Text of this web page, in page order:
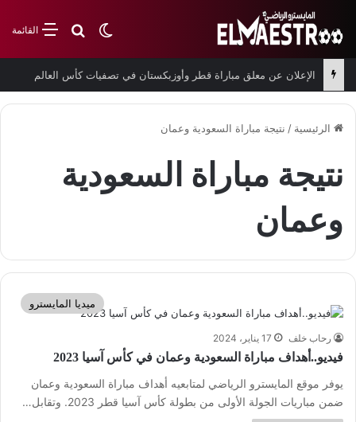
القائمةبحث عن
الوضع المظلم
الإعلان عن معلق مباراة قطر وأوزبكستان في تصفيات كأس العالم
الرئيسية / نتيجة مباراة السعودية وعمان
نتيجة مباراة السعودية
وعمان
ميديا المايسترو
رحاب خلف 17 يناير، 2024
فيديو..أهداف مباراة السعودية وعمان في كأس آسيا 2023
يوفر موقع المايسترو الرياضي لمتابعيه أهداف مباراة السعودية وعمان
ضمن مباريات الجولة الأولى من بطولة كأس آسيا قطر 2023. وتقابل…